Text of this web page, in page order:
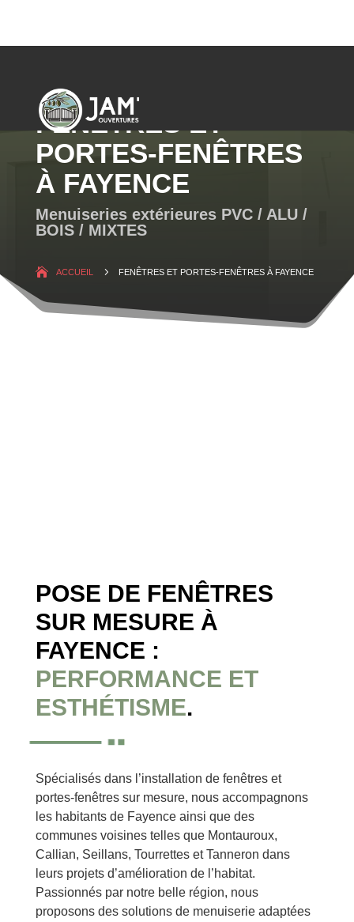
FENÊTRES ET
PORTES-FENÊTRES
À FAYENCE
Menuiseries extérieures PVC / ALU /
BOIS / MIXTES
ACCUEIL 5 FENÊTRES ET PORTES-FENÊTRES À FAYENCE
POSE DE FENÊTRES
SUR MESURE À
FAYENCE :
PERFORMANCE ET
ESTHÉTISME.
Spécialisés dans l’installation de fenêtres et
portes-fenêtres sur mesure, nous accompagnons
les habitants de Fayence ainsi que des
communes voisines telles que Montauroux,
Callian, Seillans, Tourrettes et Tanneron dans
leurs projets d’amélioration de l’habitat.
Passionnés par notre belle région, nous
proposons des solutions de menuiserie adaptées